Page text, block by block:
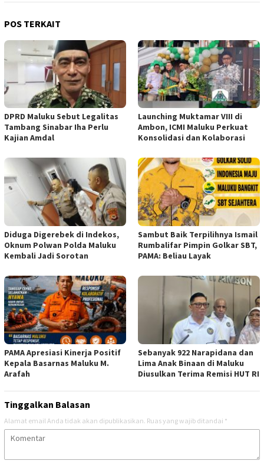
POS TERKAIT
DPRD Maluku Sebut Legalitas
Tambang Sinabar Iha Perlu
Kajian Amdal
Launching Muktamar VIII di
Ambon, ICMI Maluku Perkuat
Konsolidasi dan Kolaborasi
Diduga Digerebek di Indekos,
Oknum Polwan Polda Maluku
Kembali Jadi Sorotan
Sambut Baik Terpilihnya Ismail
Rumbalifar Pimpin Golkar SBT,
PAMA: Beliau Layak
PAMA Apresiasi Kinerja Positif
Kepala Basarnas Maluku M.
Arafah
Sebanyak 922 Narapidana dan
Lima Anak Binaan di Maluku
Diusulkan Terima Remisi HUT RI
Tinggalkan Balasan
Alamat email Anda tidak akan dipublikasikan. Ruas yang wajib ditandai *